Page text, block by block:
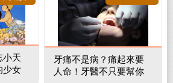
小天
少女
牙痛不是病？痛起來要
人命！牙醫不只要幫你